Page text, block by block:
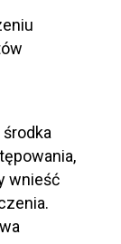
wnieść